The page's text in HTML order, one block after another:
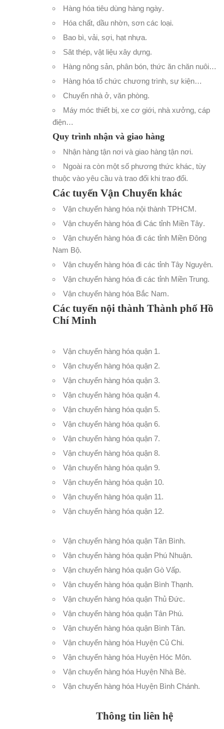
Hàng hóa tiêu dùng hàng ngày.
Hóa chất, dầu nhờn, sơn các loại.
Bao bì, vải, sợi, hạt nhựa.
Săt thép, vật liệu xây dựng.
Hàng nông sản, phân bón, thức ăn chăn nuôi…
Hàng hóa tổ chức chương trình, sự kiện…
Chuyển nhà ở, văn phòng.
Máy móc thiết bị, xe cơ giới, nhà xưởng, cáp
điện…
Quy trình nhận và giao hàng
Nhận hàng tận nơi và giao hàng tận nơi.
Ngoài ra còn một số phương thức khác, tùy
thuộc vào yêu cầu và trao đổi khi trao đổi.
Các tuyến Vận Chuyển khác
Vận chuyển hàng hóa nội thành TPHCM.
Vận chuyển hàng hóa đi Các tỉnh Miền Tây.
Vận chuyển hàng hóa đi các tỉnh Miền Đông
Nam Bộ.
Vận chuyển hàng hóa đi các tỉnh Tây Nguyên.
Vận chuyển hàng hóa đi các tỉnh Miền Trung.
Vận chuyển hàng hóa Bắc Nam.
Các tuyến nội thành Thành phố Hồ
Chí Minh
Vận chuyển hàng hóa quận 1.
Vận chuyển hàng hóa quận 2.
Vận chuyển hàng hóa quận 3.
Vận chuyển hàng hóa quận 4.
Vận chuyển hàng hóa quận 5.
Vận chuyển hàng hóa quận 6.
Vận chuyển hàng hóa quận 7.
Vận chuyển hàng hóa quận 8.
Vận chuyển hàng hóa quận 9.
Vận chuyển hàng hóa quận 10.
Vận chuyển hàng hóa quận 11.
Vận chuyển hàng hóa quận 12.
Vận chuyển hàng hóa quận Tân Bình.
Vận chuyển hàng hóa quận Phú Nhuận.
Vận chuyển hàng hóa quận Gò Vấp.
Vận chuyển hàng hóa quận Bình Thạnh.
Vận chuyển hàng hóa quận Thủ Đức.
Vận chuyển hàng hóa quận Tân Phú.
Vận chuyển hàng hóa quận Bình Tân.
Vận chuyển hàng hóa Huyện Củ Chi.
Vận chuyển hàng hóa Huyện Hóc Môn.
Vận chuyển hàng hóa Huyện Nhà Bè.
Vận chuyển hàng hóa Huyện Bình Chánh.
Thông tin liên hệ